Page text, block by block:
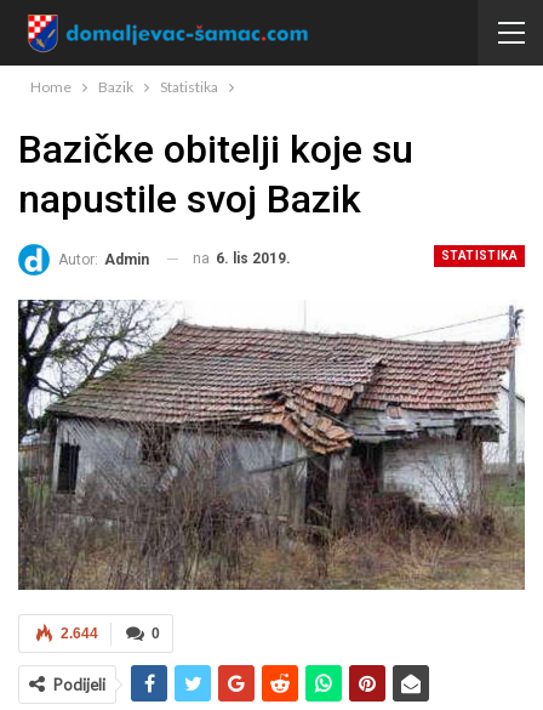
Home Bazik Statistika
Bazičke obitelji koje su
napustile svoj Bazik
STATISTIKA
Autor: Admin na 6. lis 2019.
0
2.644
Podijeli